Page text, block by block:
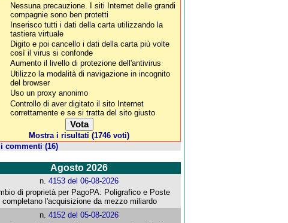
Nessuna precauzione. I siti Internet delle grandi
compagnie sono ben protetti
Inserisco tutti i dati della carta utilizzando la
tastiera virtuale
Digito e poi cancello i dati della carta più volte
così il virus si confonde
Aumento il livello di protezione dell'antivirus
Utilizzo la modalità di navigazione in incognito
del browser
Uso un proxy anonimo
Controllo di aver digitato il sito Internet
correttamente e se si tratta del sito giusto
Mostra i risultati (1746 voti)
commenti (16)
Agosto 2026
n.4153 del 06-08-2026
di proprietà per PagoPA: Poligrafico e Poste
completano l'acquisizione da mezzo miliardo
n.4152 del 05-08-2026